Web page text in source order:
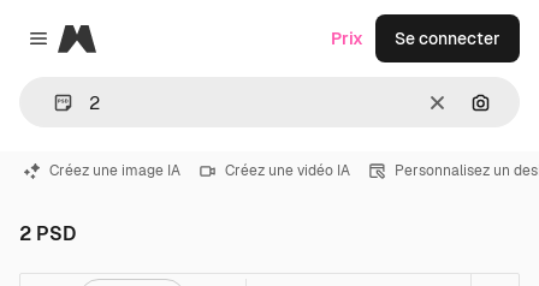
Close menu
Magnific
Effacer
Prix Se connecter
Créez une image IA Créez une vidéo IA Personnalisez un
2 PSD